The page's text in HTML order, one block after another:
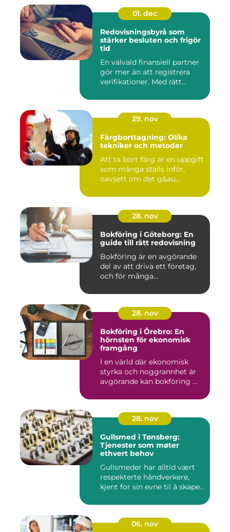
01. dec
Redovisningsbyrå som
stärker besluten och frigör
tid
En välvald finansiell partner
gör mer än att registrera
verifikationer. Med rätt...
29. nov
Färgborttagning: Olika
tekniker och metoder
Att ta bort färg är en uppgift
som många ställs inför,
oavsett om det g&au...
28. nov
Bokföring i Göteborg: En
guide till rätt redovisning
Bokföring är en avgörande
del av att driva ett företag,
och för många...
28. nov
Bokföring i Örebro: En
hörnsten för ekonomisk
framgång
I en värld där ekonomisk
styrka och noggrannhet är
avgörande kan bokföring ...
28. nov
Gullsmed i Tønsberg:
Tjenester som møter
ethvert behov
Gullsmeder har alltid vært
respekterte håndverkere,
kjent for sin evne til å skape...
06. nov